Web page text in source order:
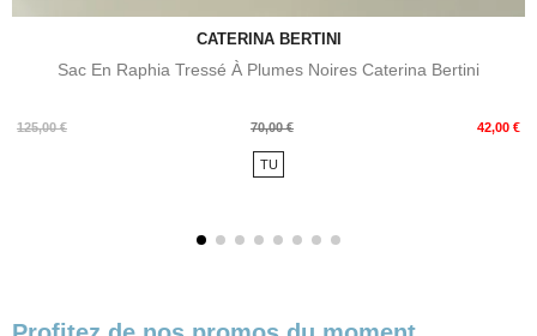
CATERINA BERTINI
Sac En Raphia Tressé À Plumes Noires Caterina Bertini
125,00 €
Prix
70,00 € 42,00 €
Prix
TU